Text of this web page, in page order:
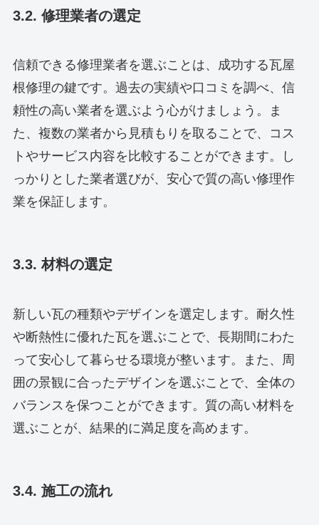
3.2. 修理業者の選定
信頼できる修理業者を選ぶことは、成功する瓦屋
根修理の鍵です。過去の実績や口コミを調べ、信
頼性の高い業者を選ぶよう心がけましょう。ま
た、複数の業者から見積もりを取ることで、コス
トやサービス内容を比較することができます。し
っかりとした業者選びが、安心で質の高い修理作
業を保証します。
3.3. 材料の選定
新しい瓦の種類やデザインを選定します。耐久性
や断熱性に優れた瓦を選ぶことで、長期間にわた
って安心して暮らせる環境が整います。また、周
囲の景観に合ったデザインを選ぶことで、全体の
バランスを保つことができます。質の高い材料を
選ぶことが、結果的に満足度を高めます。
3.4. 施工の流れ